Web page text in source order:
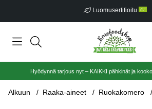
Luomusertifioitu
Hyödynnä tarjous nyt – KAIKKI pähkinät ja
Alkuun Raaka-aineet Ruokakomero